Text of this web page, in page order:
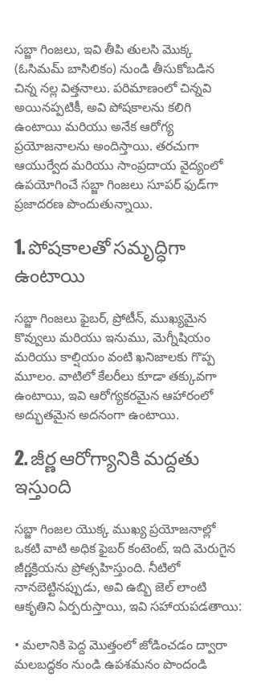
సబ్జా గింజలు, ఇవి తీపి తులసి మొక్క
(ఓసిమమ్ బాసిలికం) నుండి తీసుకోబడిన
చిన్న నల్ల విత్తనాలు. పరిమాణంలో చిన్నవి
అయినప్పటికీ, అవి పోషకాలను కలిగి
ఉంటాయి మరియు అనేక ఆరోగ్య
ప్రయోజనాలను అందిస్తాయి. తరచుగా
ఆయుర్వేద మరియు సాంప్రదాయ వైద్యంలో
ఉపయోగించే సబ్జా గింజలు సూపర్ ఫుడ్‌గా
ప్రజాదరణ పొందుతున్నాయి.
1. పోషకాలతో సమృద్ధిగా
ఉంటాయి
సబ్జా గింజలు ఫైబర్, ప్రోటీన్, ముఖ్యమైన
కొవ్వులు మరియు ఇనుము, మెగ్నీషియం
మరియు కాల్షియం వంటి ఖనిజాలకు గొప్ప
మూలం. వాటిలో కేలరీలు కూడా తక్కువగా
ఉంటాయి, ఇవి ఆరోగ్యకరమైన ఆహారంలో
అద్భుతమైన అదనంగా ఉంటాయి.
2. జీర్ణ ఆరోగ్యానికి మద్దతు
ఇస్తుంది
సబ్జా గింజల యొక్క ముఖ్య ప్రయోజనాల్లో
ఒకటి వాటి అధిక ఫైబర్ కంటెంట్, ఇది మెరుగైన
జీర్ణక్రియను ప్రోత్సహిస్తుంది. నీటిలో
నానబెట్టినప్పుడు, అవి ఉబ్బి జెల్ లాంటి
ఆకృతిని ఏర్పరుస్తాయి, ఇవి సహాయపడతాయి:
• మలానికి పెద్ద మొత్తంలో జోడించడం ద్వారా
మలబద్ధకం నుండి ఉపశమనం పొందండి